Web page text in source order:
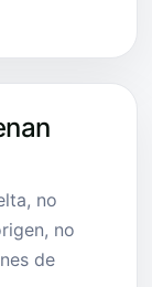
no
no
de